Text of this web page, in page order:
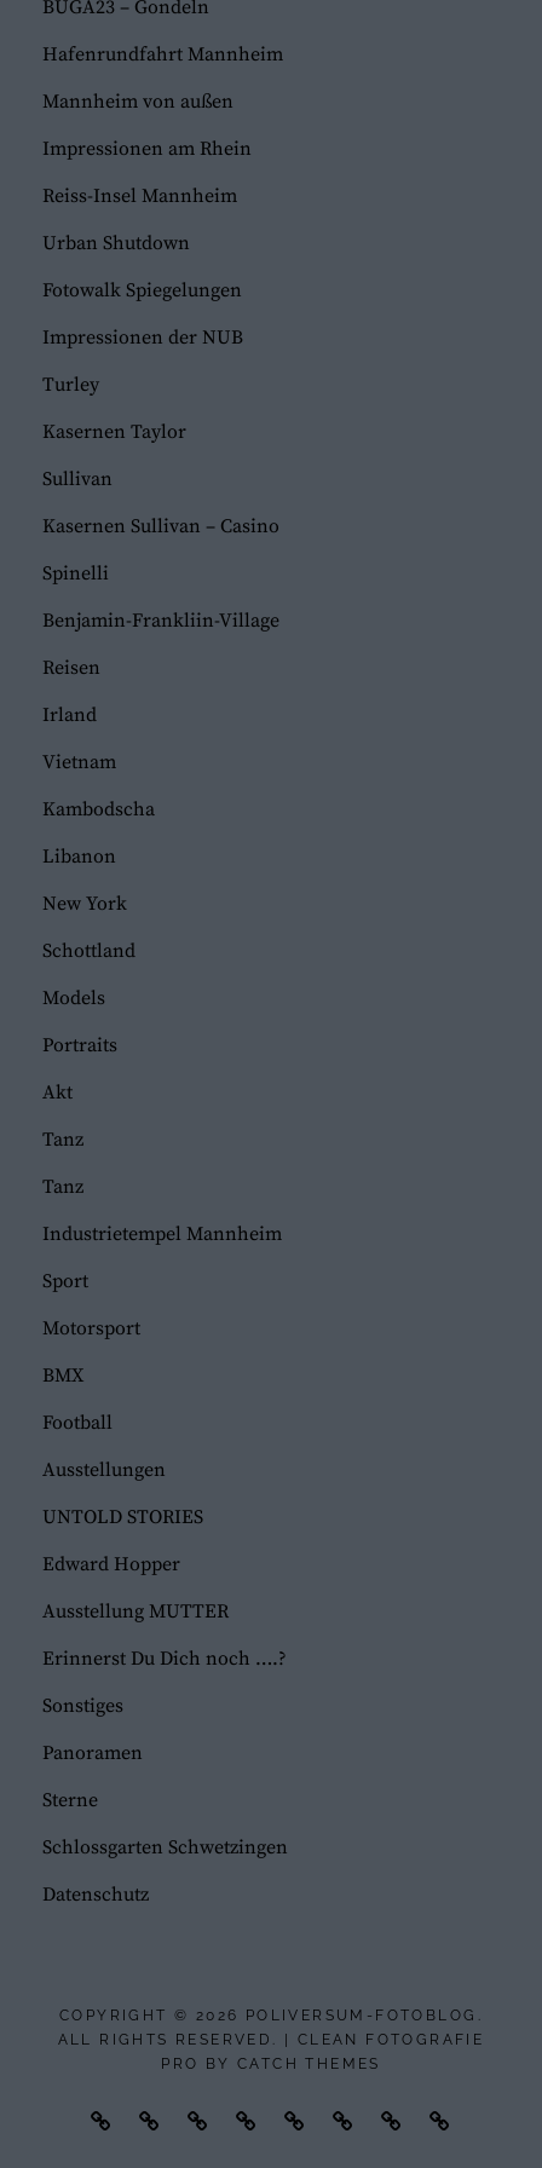
BUGA23 – Gondeln
Hafenrundfahrt Mannheim
Mannheim von außen
Impressionen am Rhein
Reiss-Insel Mannheim
Urban Shutdown
Fotowalk Spiegelungen
Impressionen der NUB
Turley
Kasernen Taylor
Sullivan
Kasernen Sullivan – Casino
Spinelli
Benjamin-Frankliin-Village
Reisen
Irland
Vietnam
Kambodscha
Libanon
New York
Schottland
Models
Portraits
Akt
Tanz
Tanz
Industrietempel Mannheim
Sport
Motorsport
BMX
Football
Ausstellungen
UNTOLD STORIES
Edward Hopper
Ausstellung MUTTER
Erinnerst Du Dich noch ….?
Sonstiges
Panoramen
Sterne
Schlossgarten Schwetzingen
Datenschutz
COPYRIGHT © 2026 POLIVERSUM-FOTOBLOG .
ALL RIGHTS RESERVED. | CLEAN FOTOGRAFIE
PRO BY CATCH THEMES